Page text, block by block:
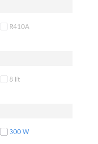
R410A
8 lít
300 W